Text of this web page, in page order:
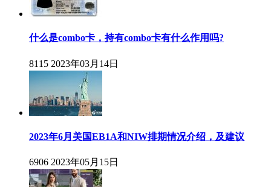
什么是combo卡，持有combo卡有什么作用吗?
8115 2023年03月14日
2023年6月美国EB1A和NIW排期情况介绍，及建议
6906 2023年05月15日